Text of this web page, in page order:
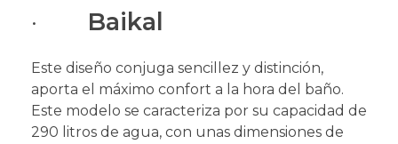
· Baikal
Este diseño conjuga sencillez y distinción,
aporta el máximo confort a la hora del baño.
Este modelo se caracteriza por su capacidad de
290 litros de agua, con unas dimensiones de